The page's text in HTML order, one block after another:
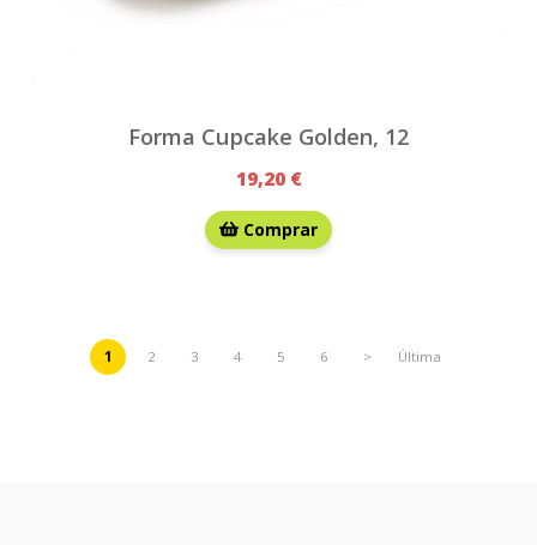
Forma Cupcake Golden, 12
19,20 €
Comprar
1 2 3 4 5 6 > Última